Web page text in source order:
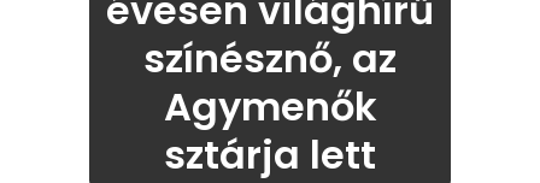
színésznő, az
Agymenők
sztárja lett